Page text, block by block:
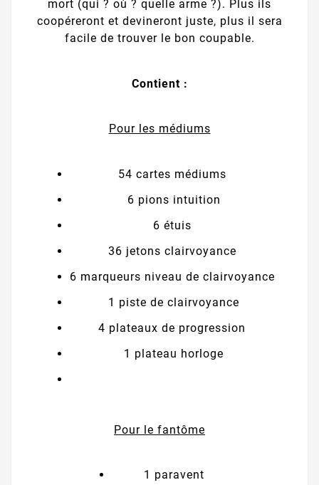
mort (qui ? où ? quelle arme ?). Plus ils
coopéreront et devineront juste, plus il sera
facile de trouver le bon coupable.
Contient :
Pour les médiums
54 cartes médiums
6 pions intuition
6 étuis
36 jetons clairvoyance
6 marqueurs niveau de clairvoyance
1 piste de clairvoyance
4 plateaux de progression
1 plateau horloge
Pour le fantôme
1 paravent